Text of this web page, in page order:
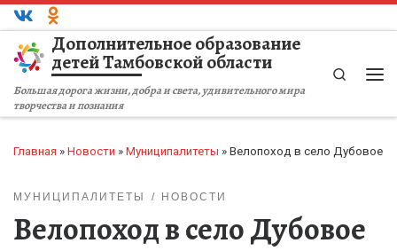
Перейти к содержимому
Дополнительное образование
детей Тамбовской области
Большая дорога жизни, добра и света, удивительного мира
творчества и познания
Search
Главная » Новости » Муниципалитеты » Велопоход в село Дубовое
МУНИЦИПАЛИТЕТЫ НОВОСТИ
Велопоход в село Дубовое